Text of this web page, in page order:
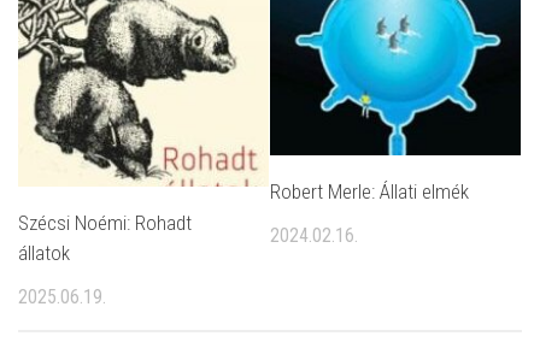
Szécsi Noémi: Rohadt
állatok
2025.06.19.
Robert Merle: Állati elmék
2024.02.16.